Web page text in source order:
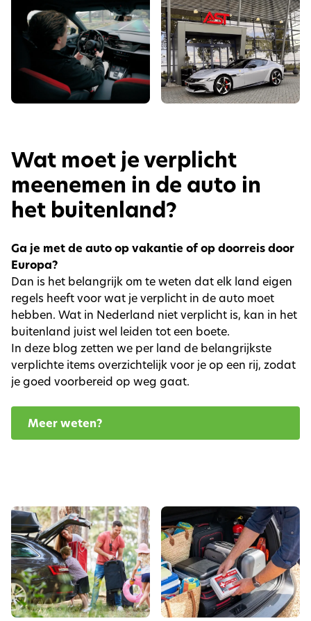
Wat moet je verplicht
meenemen in de auto in
het buitenland?
Ga je met de auto op vakantie of op doorreis door
Europa?
Dan is het belangrijk om te weten dat elk land eigen
regels heeft voor wat je verplicht in de auto moet
hebben. Wat in Nederland niet verplicht is, kan in het
buitenland juist wel leiden tot een boete.
In deze blog zetten we per land de belangrijkste
verplichte items overzichtelijk voor je op een rij, zodat
je goed voorbereid op weg gaat.
Meer weten?